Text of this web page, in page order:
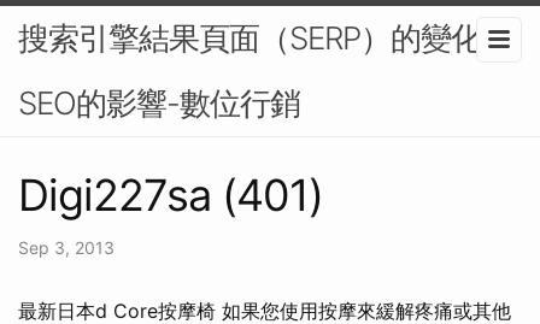
搜索引擎結果頁面（SERP）的變化對
SEO的影響-數位行銷
Digi227sa (401)
Sep 3, 2013
最新日本d Core按摩椅 如果您使用按摩來緩解疼痛或其他